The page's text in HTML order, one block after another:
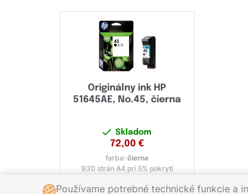
Originálny ink HP
51645AE, No.45, čierna
Skladom
72,00 €
farba:čierna
930 strán A4 pri 5% pokrytí
Používame potrebné technické funkcie a